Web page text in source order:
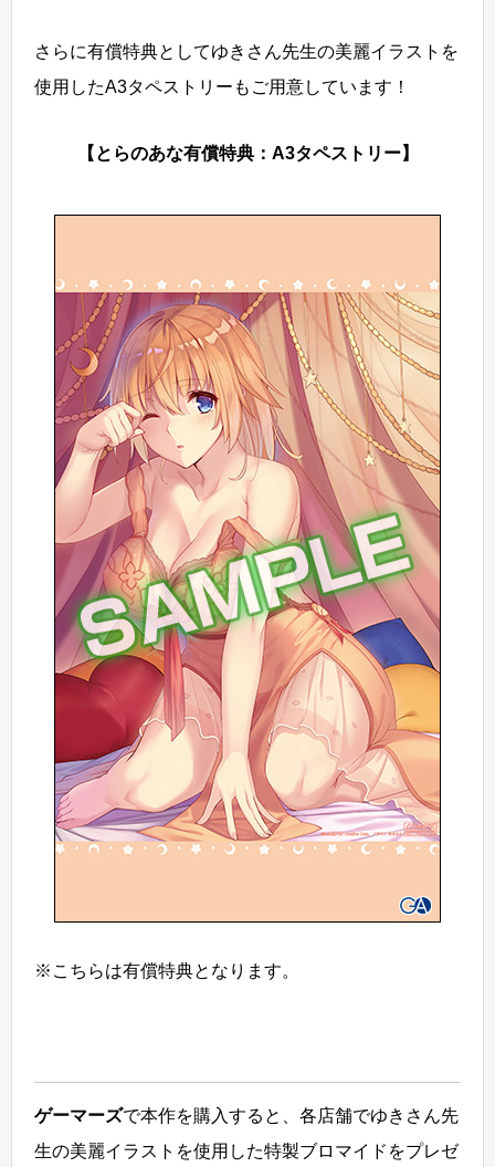
さらに有償特典としてゆきさん先生の美麗イラストを
使用したA3タペストリーもご用意しています！
【とらのあな有償特典：A3タペストリー】
※こちらは有償特典となります。
ゲーマーズで本作を購入すると、各店舗でゆきさん先
生の美麗イラストを使用した特製ブロマイドをプレゼ